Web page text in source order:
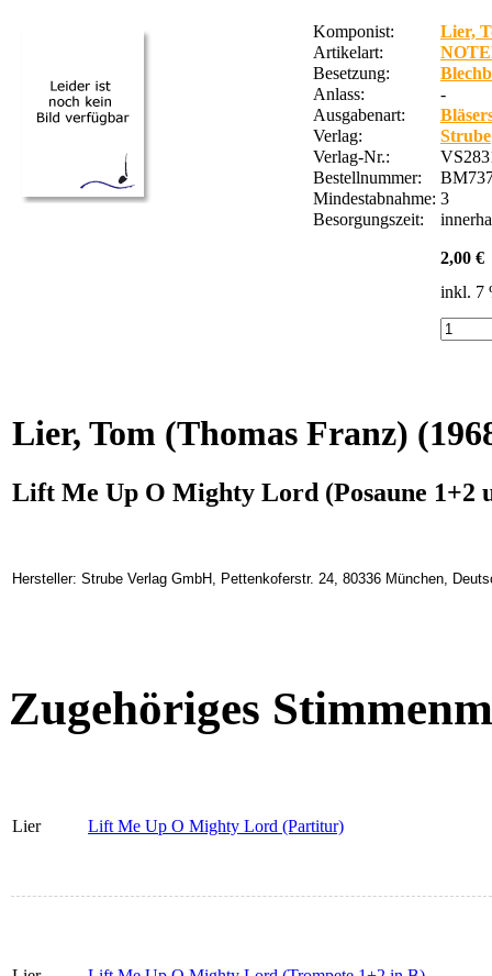
Komponist:
Lier,
Artikelart:
Besetzung:
Anlass:
-
Ausgabenart:
Verlag:
Strube
Verlag-Nr.:
Bestellnummer:
Mindestabnahme: 3
Besorgungszeit:
2,00 €
inkl. 7
Lier, Tom (Thomas Franz)
Lift Me Up O Mighty Lord (Posaune 1+2
Hersteller: Strube Verlag GmbH, Pettenkoferstr. 24, 80336 München,
Zugehöriges
Lier Lift Me Up O Mighty Lord (Partitur)